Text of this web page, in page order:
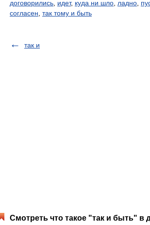
договорились идет, куда ни шло ладно
согласен так тому и быть
так и
Смотреть что такое "так и быть" в